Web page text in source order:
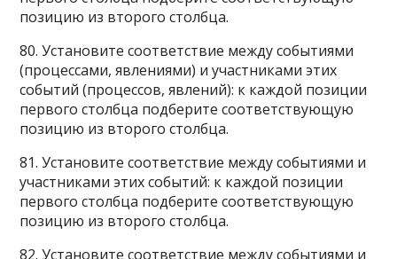
позицию из второго столбца.
80. Установите соответствие между событиями
(процессами, явлениями) и участниками этих
событий (процессов, явлений): к каждой позиции
первого столбца подберите соответствующую
позицию из второго столбца.
81. Установите соответствие между событиями и
участниками этих событий: к каждой позиции
первого столбца подберите соответствующую
позицию из второго столбца.
82. Установите соответствие между событиями и